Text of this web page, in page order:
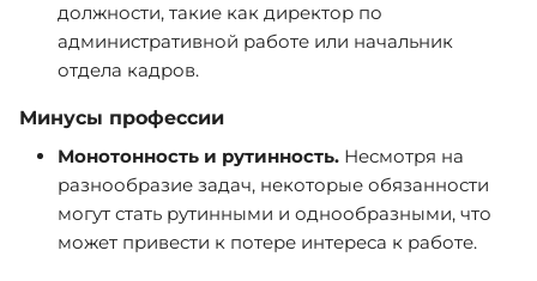
должности, такие как директор по
административной работе или начальник
отдела кадров.
Минусы профессии
Монотонность и рутинность. Несмотря на
разнообразие задач, некоторые обязанности
могут стать рутинными и однообразными, что
может привести к потере интереса к работе.